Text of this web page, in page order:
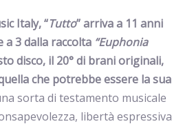
Italy, “Tutto” arriva a 11 anni
a 3 dalla raccolta “Euphonia
disco, il 20° di brani originali,
che potrebbe essere la sua
sorta di testamento musicale
libertà espressiva